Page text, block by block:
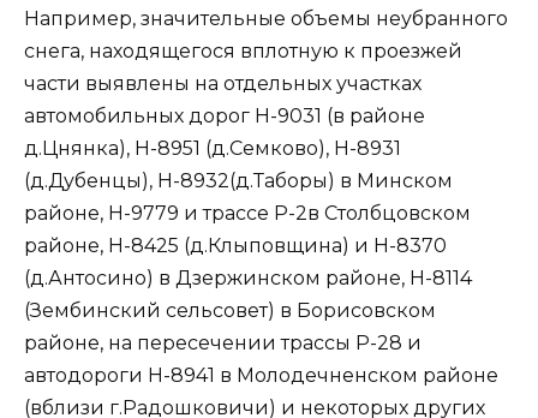
Например, значительные объемы неубранного
снега, находящегося вплотную к проезжей
части выявлены на отдельных участках
автомобильных дорог Н-9031 (в районе
д.Цнянка), Н-8951 (д.Семково), Н-8931
(д.Дубенцы), Н-8932(д.Таборы) в Минском
районе, Н-9779 и трассе Р-2в Столбцовском
районе, Н-8425 (д.Клыповщина) и Н-8370
(д.Антосино) в Дзержинском районе, Н-8114
(Зембинский сельсовет) в Борисовском
районе, на пересечении трассы Р-28 и
автодороги Н-8941 в Молодечненском районе
(вблизи г.Радошковичи) и некоторых других